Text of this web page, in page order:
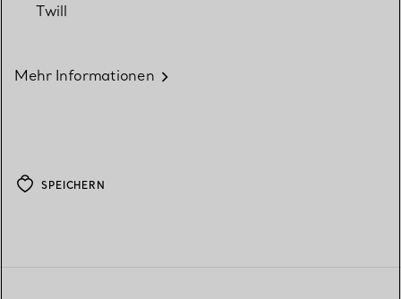
Twill
Mehr Informationen
SPEICHERN